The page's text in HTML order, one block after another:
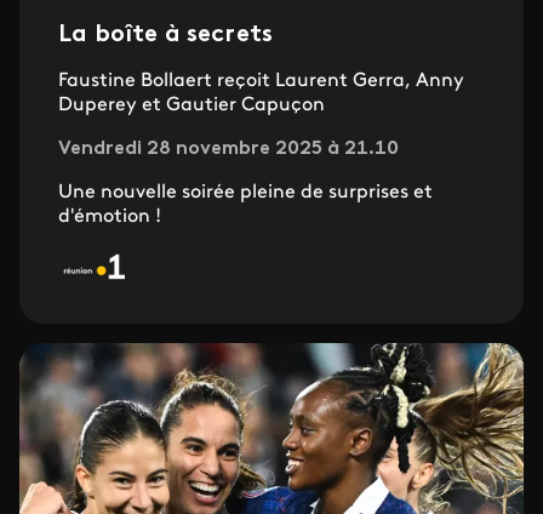
La boîte à secrets
Faustine Bollaert reçoit Laurent Gerra, Anny
Duperey et Gautier Capuçon
Vendredi 28 novembre 2025 à 21.10
Une nouvelle soirée pleine de surprises et
d'émotion !